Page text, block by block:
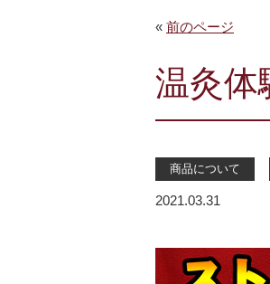
« 前のページ
温灸体
商品について
2021.03.31